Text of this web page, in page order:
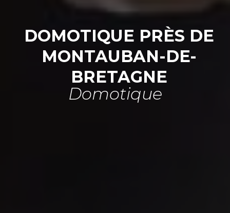
DOMOTIQUE PRÈS DE
MONTAUBAN-DE-
BRETAGNE
Domotique